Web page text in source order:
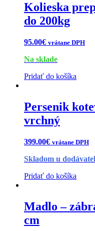
Kolieska
do 200kg
95.00€ vrátane DPH
Na sklade
Pridať do košíka
Persenik
vrchný
399.00€ vrátane DPH
Skladom u
Pridať do košíka
Madlo –
cm